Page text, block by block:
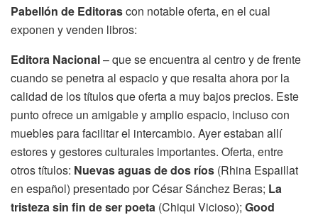
Pabellón de Editorascon notable oferta, en el cual
exponen y venden libros:
Editora Nacional– que se encuentra al centro y de frente
cuando se penetra al espacio y que resalta ahora por la
calidad de los títulos que oferta a muy bajos precios. Este
punto ofrece un amigable y amplio espacio, incluso con
muebles para facilitar el intercambio. Ayer estaban allí
estores y gestores culturales importantes. Oferta, entre
otros títulos: Nuevas aguas de dos ríos (Rhina Espaillat
en español) presentado por César Sánchez Beras; La
tristeza sin fin de ser poeta (Chiqui Vicioso); Good